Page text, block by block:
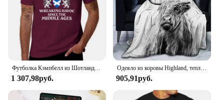
Футболка Кэмпбелл из Шотландской семьи с названием Шотландии, Льва, быстросохнущие облегающие футболки для мужчин
1 307,98руб.
Одеяло из коровы Highland, теплое удобное покрывало с изображением животных Шотландии, шотландских рогов, быка, крупного рогатого скота для всех сезонов, для кровати, дивана
905,91руб.